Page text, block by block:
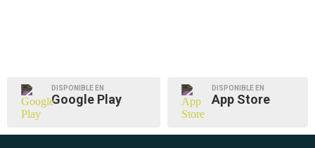
DISPONIBLE EN
Google Play
DISPONIBLE EN
App Store